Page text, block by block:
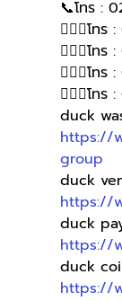
📞โทร :
🙋🏻‍♀️โท
🙋🏻‍♀โท
🙋🏻‍♀โท
🙋🏻‍♀️โท
duck
https://
group
duck
https://
duck
https://
duck
https://